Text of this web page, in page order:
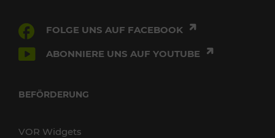
FOLGE UNS AUF FACEBOOK
ABONNIERE UNS AUF YOUTUBE
BEFÖRDERUNG
VOR Widgets